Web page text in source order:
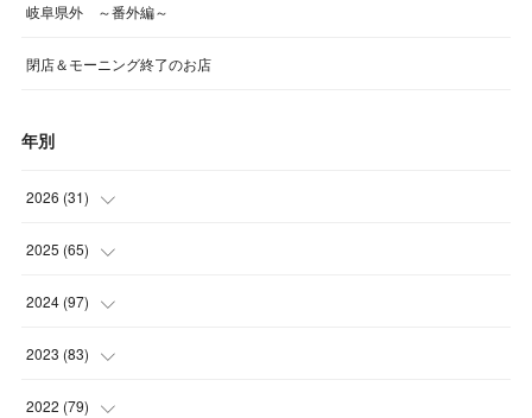
岐阜県外 ～番外編～
閉店＆モーニング終了のお店
年別
2026 (31)
(4
(4
(5
(4
2025 (65)
(5
(6
(6
2024 (97)
(5
(7
2023 (83)
(6
2022 (79)